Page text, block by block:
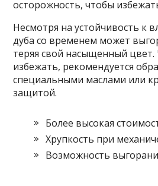
осторожность, чтобы
Несмотря на устойчивость к
дуба со временем может
теряя свой насыщенный цвет.
избежать, рекомендуется
специальными маслами или
защитой.
Более высокая
Хрупкость при
Возможность